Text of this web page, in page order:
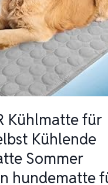
Kühlmatte für
Kühlende
Sommer
hundematte